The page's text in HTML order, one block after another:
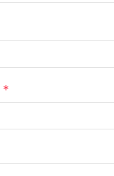
*